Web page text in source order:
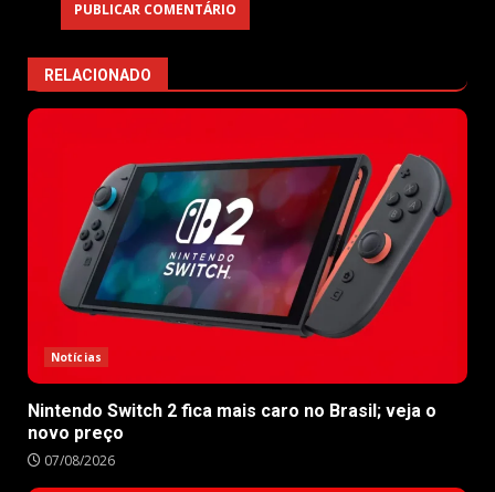
RELACIONADO
Notícias
Nintendo Switch 2 fica mais caro no Brasil; veja o
novo preço
07/08/2026